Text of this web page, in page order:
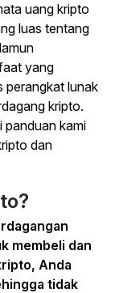
uang kripto
luas tentang
yang
perangkat lunak
kripto.
panduan kami
dan
membeli dan
Anda
tidak